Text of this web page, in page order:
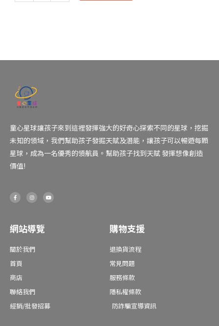
童心星球讓孩子來到這裡發揮強大的好奇心探索不同的星球，挖掘
未知的領域，我們幫助孩子發掘天賦及潛能，讓孩子可以暢遊每顆
星球，成為一名優秀的領航員。幫助孩子找到天賦 發揮想像創造
價值!
F
a
c
k
-
I
n
s
a
m
Y
o
u
網站導覽
關於我們
首頁
商店
聯絡我們
經銷/批發招募
購物支援
退換貨流程
常見問題
服務條款
隱私權條款
防詐騙宣導資訊